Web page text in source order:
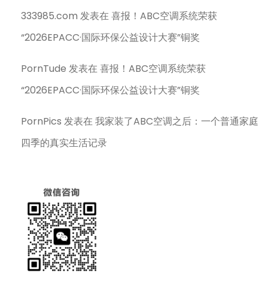
333985.com 发表在喜报！ABC空调系统荣获
“2026EPACC·国际环保公益设计大赛”铜奖
PornTude 发表在喜报！ABC空调系统荣获
“2026EPACC·国际环保公益设计大赛”铜奖
PornPics 发表在我家装了ABC空调之后：一个普通家庭
四季的真实生活记录